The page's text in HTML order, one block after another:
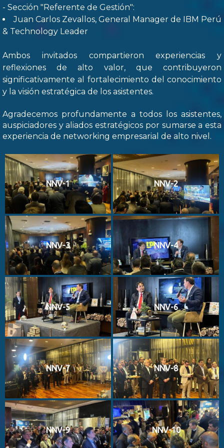
- Sección "Referente de Gestión":
Juan Carlos Zevallos, General Manager de IBM Perú
& Technology Leader
Ambos invitados compartieron experiencias y
reflexiones de alto valor, que contribuyeron
significativamente al fortalecimiento del conocimiento
y la visión estratégica de los asistentes.
Agradecemos profundamente a todos los asistentes,
auspiciadores y aliados estratégicos por sumarse a esta
experiencia de networking empresarial de alto nivel.
NNV-1 NNV-2
NNV-3 NNV-4
NNV-5 NNV-6
NNV-7 NNV-8
NNV-9 NNV-10